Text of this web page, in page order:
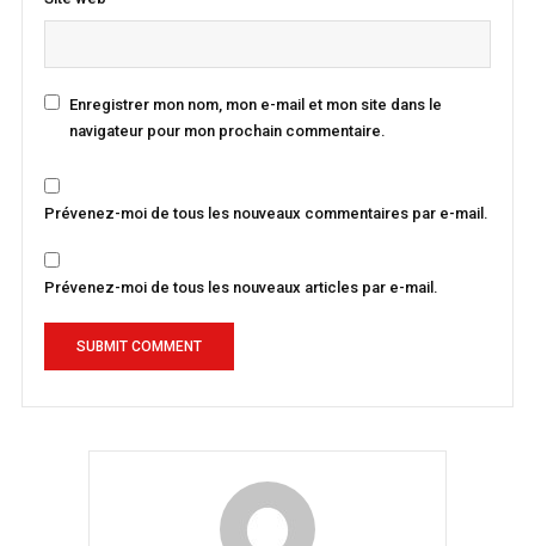
Enregistrer mon nom, mon e-mail et mon site dans le
navigateur pour mon prochain commentaire.
Prévenez-moi de tous les nouveaux commentaires par e-mail.
Prévenez-moi de tous les nouveaux articles par e-mail.